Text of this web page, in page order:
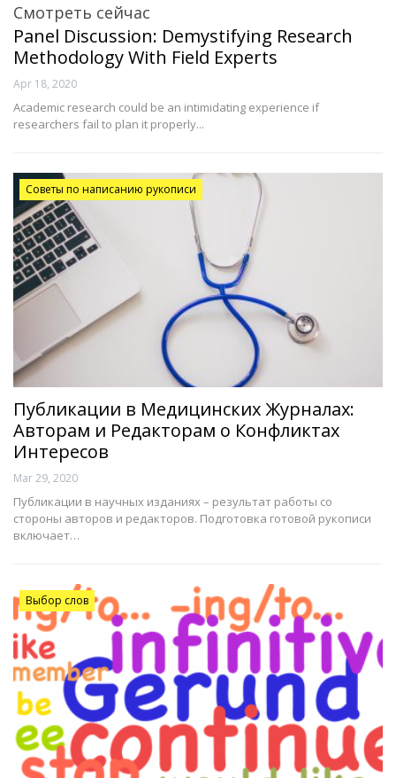
Смотреть сейчас
Panel Discussion: Demystifying Research
Methodology With Field Experts
Apr 18, 2020
Academic research could be an intimidating experience if
researchers fail to plan it properly...
Советы по написанию рукописи
Публикации в Медицинских Журналах:
Авторам и Редакторам о Конфликтах
Интересов
Mar 29, 2020
Публикации в научных изданиях – результат работы со
стороны авторов и редакторов. Подготовка готовой рукописи
включает…
Выбор слов